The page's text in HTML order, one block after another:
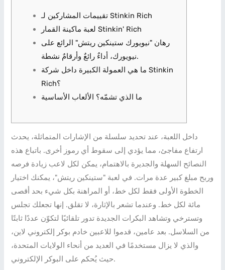
تقييمات المشاركين لـ Stinkin Rich
لعبة ماكينة القمار Stinkin' Rich
رهان "نيويورك ستينكين ريتش" الرائع على
نيويورك، أداءٌ رائعٌ وأرقامٌ نشطة.
ما هي العمولة الكبيرة داخل شركة Stinkin
Rich؟
ما الذي تشمّه؟ الألعاب الأساسية
داخل اللعبة، عند تحديد سلسلة من الإشارات المتماثلة، يحدث
ارتفاع مفاجئ، مما يؤدي إلى سقوط أي رموز أخرى. باتباع هذه
النصائح السهلة والجديرة بالاهتمام، يمكن لكل لاعب زيادة فرصه
وربح مبلغ كبير عدة مرات. في لعبة "ستينكين ريتش"، يمكنك اختيار
الخطوة الأولى فقط لكل خط، أو المراهنة بكل شيء بحد أقصى
مائة لكل خط. وعندما تشعر بالإثارة، لا تقلق. إنها تجعلك تجلس
وتسترخي وتشاهد البكرات الجديدة تدور تلقائيًا لتكوّن عددًا ثابتًا
من السلاسل. بعد عامين، قدموا للاعبين خادم بوكر إلكتروني لاين،
والذي لا يزال مستخدمًا في العديد من أنحاء الولايات المتحدة،
حيث يُحكم على البوكر الإلكتروني.